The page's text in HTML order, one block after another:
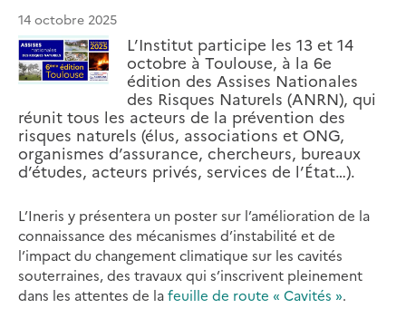
14 octobre 2025
L’Institut participe les 13 et 14
octobre à Toulouse, à la 6e
édition des Assises Nationales
des Risques Naturels (ANRN), qui
réunit tous les acteurs de la prévention des
risques naturels (élus, associations et ONG,
organismes d’assurance, chercheurs, bureaux
d’études, acteurs privés, services de l’État…).
L’Ineris y présentera un poster sur l’amélioration de la
connaissance des mécanismes d’instabilité et de
l’impact du changement climatique sur les cavités
souterraines, des travaux qui s’inscrivent pleinement
dans les attentes de lafeuille de route « Cavités ».